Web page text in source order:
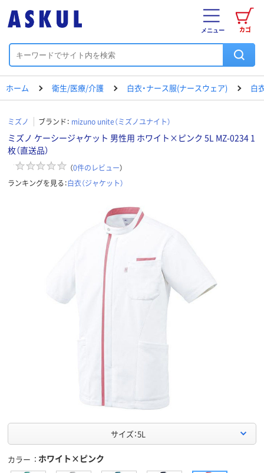
カゴ
メニュー
ホーム 衛生/医療/介護 白衣・ナース服(ナースウェア) 白
ミズノ ブランド： mizuno unite（ミズノユナイト）
ミズノ ケーシージャケット 男性用 ホワイト×ピンク 5L MZ-0234 1
枚（直送品）
（0件のレビュー）
ランキングを見る：白衣（ジャケット）
サイズ：5L
カラー ホワイト×ピンク